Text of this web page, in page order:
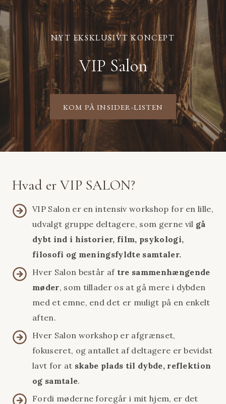
Fortsæt
indhold
NYT EKSKLUSIVT KONCEPT
VIP Salon
KOM PÅ INSIDER-LISTEN
Hvad er VIP SALON?
VIP Salon er en intensiv workshop for en lille,
udvalgt gruppe deltagere, som gerne vil gå
dybt ind i historier, film, psykologi,
filosofi og meningsfyldte samtaler.
Hver Salon består af tre sammenhængende
møder, som tillader os at gå mere i dybden
med et emne, end det er muligt på en enkelt
aften.
Hver Salon workshop er afgrænset,
fokuseret, og antallet af deltagere er bevidst
lavt for at skabe plads til dybde, reflektion
og samtale.
Fordi møderne foregår i mit hjem, er det